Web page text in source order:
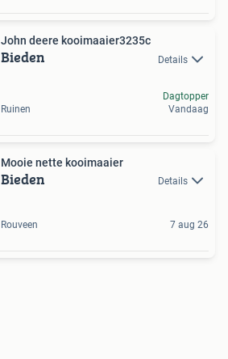
John deere kooimaaier3235c
Bieden Details
Ruinen
Dagtopper
Vandaag
Mooie nette kooimaaier
Bieden Details
Rouveen 7 aug 26